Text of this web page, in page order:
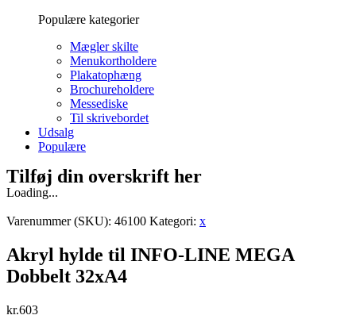
Populære kategorier
Mægler skilte
Menukortholdere
Plakatophæng
Brochureholdere
Messediske
Til skrivebordet
Udsalg
Populære
Tilføj din overskrift her
Loading...
Varenummer (SKU): 46100 Kategori: x
Akryl hylde til INFO-LINE MEGA
Dobbelt 32xA4
kr.603